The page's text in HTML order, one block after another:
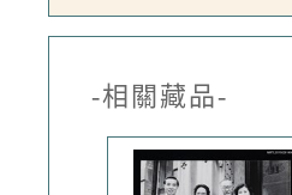
-相關藏品-